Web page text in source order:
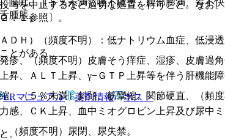
腫脹。
、（頻度不明）皮膚そう痒症、湿疹、皮膚過
（５％未満）斜頚、筋攣縮、関節硬直、（頻
頻度不明）尿閉、尿失禁。
与を中止するなど適切な処置を行うこと。なお
．１参照〕。
Ｈ）（頻度不明）：低ナトリウム血症、低浸
とがある。
、ＡＬＴ上昇、γ−ＧＴＰ上昇等を伴う肝機能
、ＣＫ上昇、血中ミオグロビン上昇及び尿中
。
ERマニュアル 薬剤情報 ポスト